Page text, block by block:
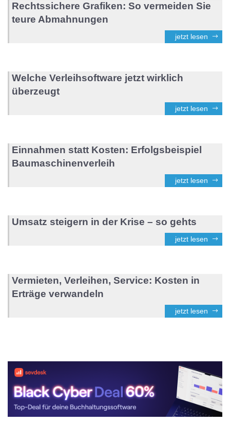
Rechtssichere Grafiken: So vermeiden Sie
teure Abmahnungen
jetzt lesen
Welche Verleihsoftware jetzt wirklich
überzeugt
jetzt lesen
Einnahmen statt Kosten: Erfolgsbeispiel
Baumaschinenverleih
jetzt lesen
Umsatz steigern in der Krise – so gehts
jetzt lesen
Vermieten, Verleihen, Service: Kosten in
Erträge verwandeln
jetzt lesen